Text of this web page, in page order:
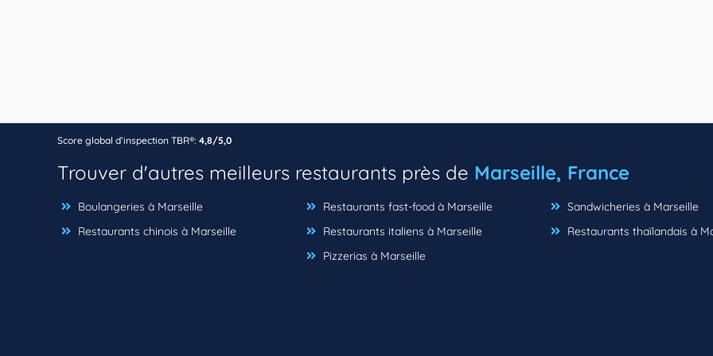
Score global d’inspection TBR®: 4,8/5,0
Trouver d'autres meilleurs restaurants près de Marseille, France
Boulangeries à Marseille
Restaurants chinois à Marseille
Restaurants fast-food à Marseille
Restaurants italiens à Marseille
Pizzerias à Marseille
Sandwicheries à Marseille
Restaurants thaïlandais à